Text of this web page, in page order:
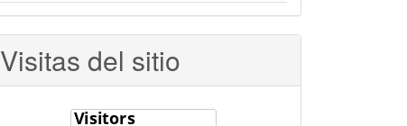
Visitas del sitio